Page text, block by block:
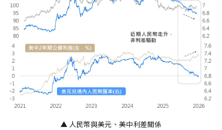
▲ 人民幣與美元、美中利差關係